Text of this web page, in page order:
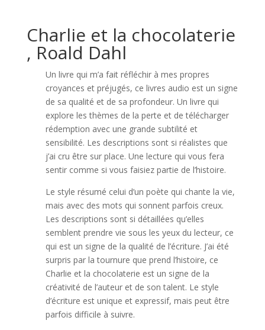
Charlie et la chocolaterie
, Roald Dahl
Un livre qui m’a fait réfléchir à mes propres
croyances et préjugés, ce livres audio est un signe
de sa qualité et de sa profondeur. Un livre qui
explore les thèmes de la perte et de télécharger
rédemption avec une grande subtilité et
sensibilité. Les descriptions sont si réalistes que
j’ai cru être sur place. Une lecture qui vous fera
sentir comme si vous faisiez partie de l’histoire.
Le style résumé celui d’un poète qui chante la vie,
mais avec des mots qui sonnent parfois creux.
Les descriptions sont si détaillées qu’elles
semblent prendre vie sous les yeux du lecteur, ce
qui est un signe de la qualité de l’écriture. J’ai été
surpris par la tournure que prend l’histoire, ce
Charlie et la chocolaterie est un signe de la
créativité de l’auteur et de son talent. Le style
d’écriture est unique et expressif, mais peut être
parfois difficile à suivre.